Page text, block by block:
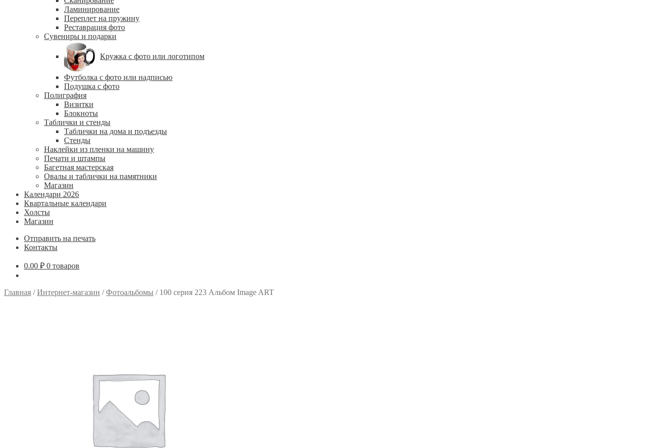
Ламинирование
Переплет на пружину
Реставрация фото
Сувениры и подарки
Кружка с фото или логотипом
Футболка с фото или надписью
Подушка с фото
Полиграфия
Визитки
Блокноты
Таблички и стенды
Таблички на дома и подъезды
Стенды
Наклейки из пленки на машину
Печати и штампы
Багетная мастерская
Овалы и таблички на памятники
Магазин
Календари 2026
Квартальные календари
Холсты
Магазин
Отправить на печать
Контакты
0.00 ₽ 0 товаров
Главная /Интернет-магазин /Фотоальбомы / 100 серия 223 Альбом Image ART